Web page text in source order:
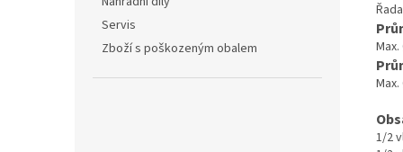
Servis
Zboží s poškozeným obalem
1/2